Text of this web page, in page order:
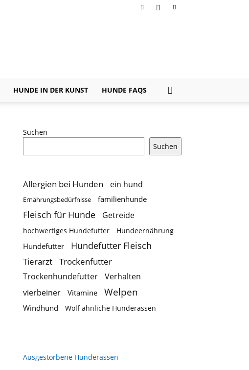
HUNDE IN DER KUNST HUNDE FAQS
Suchen
Suchen
Allergien bei Hunden ein hund
Ernährungsbedürfnisse familienhunde
Fleisch für Hunde Getreide
hochwertiges Hundefutter Hundeernährung
Hundefutter Hundefutter Fleisch
Tierarzt Trockenfutter
Trockenhundefutter
Verhalten
vierbeiner
Vitamine Welpen
Windhund Wolf ähnliche Hunderassen
Ausgestorbene Hunderassen